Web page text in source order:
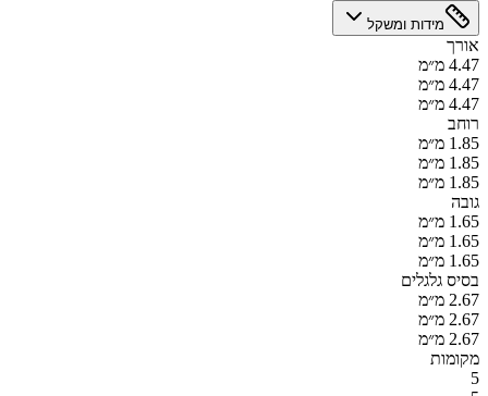
מידות ומשקל
אורך
4.47 מ״מ
4.47 מ״מ
4.47 מ״מ
רוחב
1.85 מ״מ
1.85 מ״מ
1.85 מ״מ
גובה
1.65 מ״מ
1.65 מ״מ
1.65 מ״מ
בסיס גלגלים
2.67 מ״מ
2.67 מ״מ
2.67 מ״מ
מקומות
5